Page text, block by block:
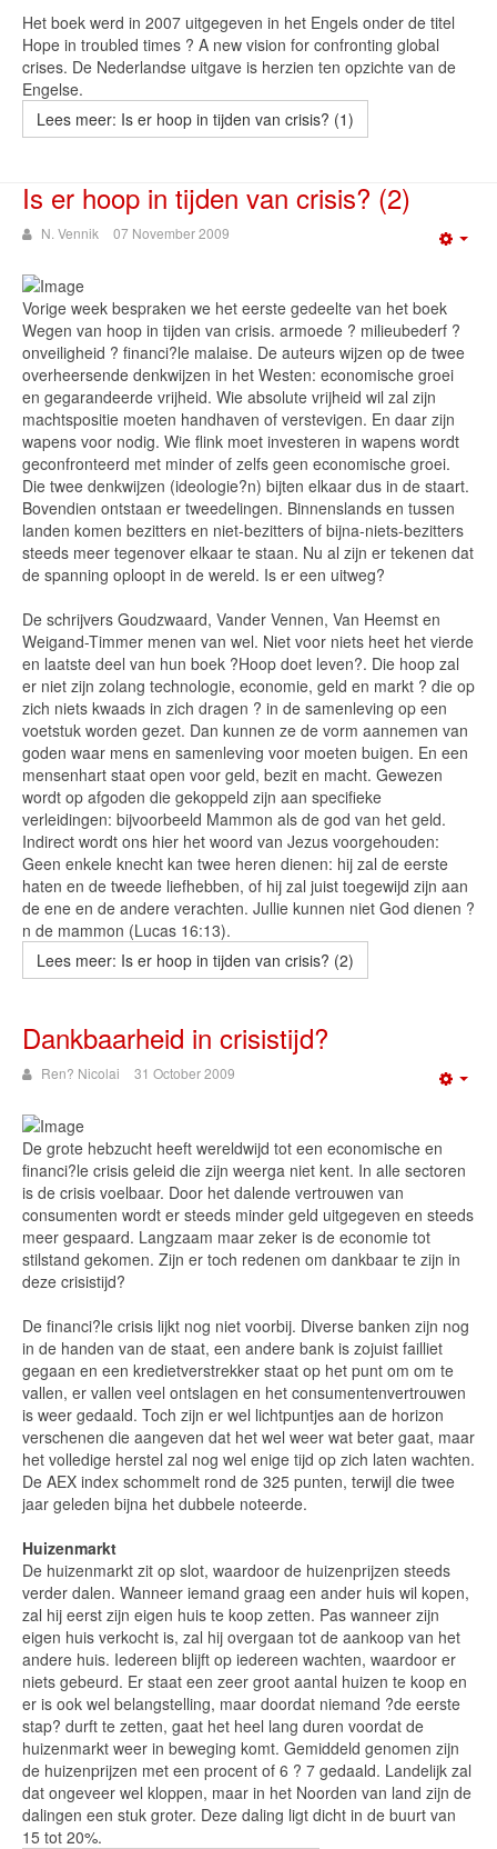
Het boek werd in 2007 uitgegeven in het Engels onder de titel
Hope in troubled times ? A new vision for confronting global
crises. De Nederlandse uitgave is herzien ten opzichte van de
Engelse.
Lees meer: Is er hoop in tijden van crisis? (1)
Is er hoop in tijden van crisis? (2)
N. Vennik 07 November 2009
Vorige week bespraken we het eerste gedeelte van het boek
Wegen van hoop in tijden van crisis. armoede ? milieubederf ?
onveiligheid ? financi?le malaise. De auteurs wijzen op de twee
overheersende denkwijzen in het Westen: economische groei
en gegarandeerde vrijheid. Wie absolute vrijheid wil zal zijn
machtspositie moeten handhaven of verstevigen. En daar zijn
wapens voor nodig. Wie flink moet investeren in wapens wordt
geconfronteerd met minder of zelfs geen economische groei.
Die twee denkwijzen (ideologie?n) bijten elkaar dus in de staart.
Bovendien ontstaan er tweedelingen. Binnenslands en tussen
landen komen bezitters en niet-bezitters of bijna-niets-bezitters
steeds meer tegenover elkaar te staan. Nu al zijn er tekenen dat
de spanning oploopt in de wereld. Is er een uitweg?
De schrijvers Goudzwaard, Vander Vennen, Van Heemst en
Weigand-Timmer menen van wel. Niet voor niets heet het vierde
en laatste deel van hun boek ?Hoop doet leven?. Die hoop zal
er niet zijn zolang technologie, economie, geld en markt ? die op
zich niets kwaads in zich dragen ? in de samenleving op een
voetstuk worden gezet. Dan kunnen ze de vorm aannemen van
goden waar mens en samenleving voor moeten buigen. En een
mensenhart staat open voor geld, bezit en macht. Gewezen
wordt op afgoden die gekoppeld zijn aan specifieke
verleidingen: bijvoorbeeld Mammon als de god van het geld.
Indirect wordt ons hier het woord van Jezus voorgehouden:
Geen enkele knecht kan twee heren dienen: hij zal de eerste
haten en de tweede liefhebben, of hij zal juist toegewijd zijn aan
de ene en de andere verachten. Jullie kunnen niet God dienen ?
n de mammon (Lucas 16:13).
Lees meer: Is er hoop in tijden van crisis? (2)
Dankbaarheid in crisistijd?
Ren? Nicolai 31 October 2009
De grote hebzucht heeft wereldwijd tot een economische en
financi?le crisis geleid die zijn weerga niet kent. In alle sectoren
is de crisis voelbaar. Door het dalende vertrouwen van
consumenten wordt er steeds minder geld uitgegeven en steeds
meer gespaard. Langzaam maar zeker is de economie tot
stilstand gekomen. Zijn er toch redenen om dankbaar te zijn in
deze crisistijd?
De financi?le crisis lijkt nog niet voorbij. Diverse banken zijn nog
in de handen van de staat, een andere bank is zojuist failliet
gegaan en een kredietverstrekker staat op het punt om om te
vallen, er vallen veel ontslagen en het consumentenvertrouwen
is weer gedaald. Toch zijn er wel lichtpuntjes aan de horizon
verschenen die aangeven dat het wel weer wat beter gaat, maar
het volledige herstel zal nog wel enige tijd op zich laten wachten.
De AEX index schommelt rond de 325 punten, terwijl die twee
jaar geleden bijna het dubbele noteerde.
Huizenmarkt
De huizenmarkt zit op slot, waardoor de huizenprijzen steeds
verder dalen. Wanneer iemand graag een ander huis wil kopen,
zal hij eerst zijn eigen huis te koop zetten. Pas wanneer zijn
eigen huis verkocht is, zal hij overgaan tot de aankoop van het
andere huis. Iedereen blijft op iedereen wachten, waardoor er
niets gebeurd. Er staat een zeer groot aantal huizen te koop en
er is ook wel belangstelling, maar doordat niemand ?de eerste
stap? durft te zetten, gaat het heel lang duren voordat de
huizenmarkt weer in beweging komt. Gemiddeld genomen zijn
de huizenprijzen met een procent of 6 ? 7 gedaald. Landelijk zal
dat ongeveer wel kloppen, maar in het Noorden van land zijn de
dalingen een stuk groter. Deze daling ligt dicht in de buurt van
15 tot 20%.